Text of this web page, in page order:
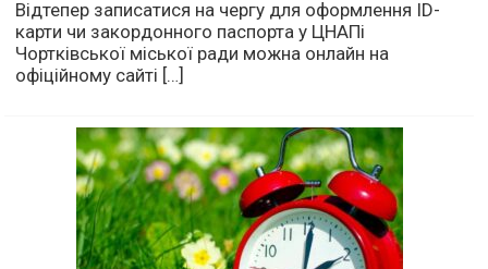
Відтепер записатися на чергу для оформлення ID-
карти чи закордонного паспорта у ЦНАПі
Чортківської міської ради можна онлайн на
офіційному сайті […]